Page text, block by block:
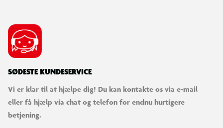
SØDESTE KUNDESERVICE
Vi er klar til at hjælpe dig! Du kan kontakte os via e-mail
eller få hjælp via chat og telefon for endnu hurtigere
betjening.